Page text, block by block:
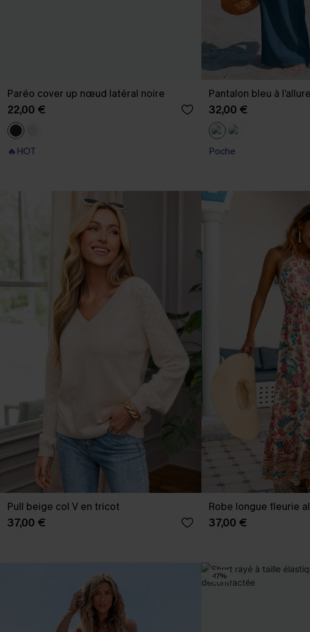
Paréo cover up nœud latéral noire
22,00 €
🔥HOT
Pantalon bleu à
32,00 €
Poche
Pull beige col V en tricot
37,00 €
Robe longue fleurie
37,00 €
-17%